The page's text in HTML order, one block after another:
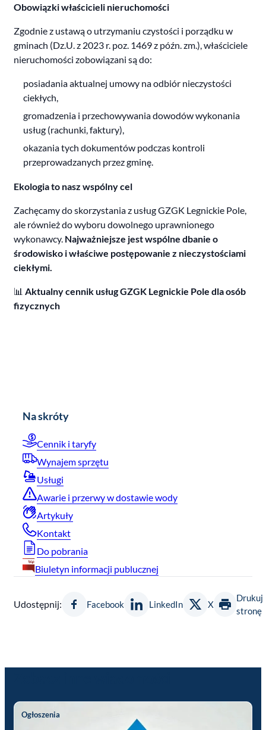
Na skróty
Cennik i taryfy
Wynajem sprzętu
Usługi
Awarie i przerwy w dostawie wody
Artykuły
Kontakt
Do pobrania
Biuletyn informacji publucznej
Obowiązki właścicieli nieruchomości
Zgodnie z ustawą o utrzymaniu czystości i porządku w
gminach (Dz.U. z 2023 r. poz. 1469 z późn. zm.), właściciele
nieruchomości zobowiązani są do:
posiadania aktualnej umowy na odbiór nieczystości
ciekłych,
gromadzenia i przechowywania dowodów wykonania
usług (rachunki, faktury),
okazania tych dokumentów podczas kontroli
przeprowadzanych przez gminę.
Ekologia to nasz wspólny cel
Zachęcamy do skorzystania z usług GZGK Legnickie Pole,
ale również do wyboru dowolnego uprawnionego
wykonawcy. Najważniejsze jest wspólne dbanie o
środowisko i właściwe postępowanie z nieczystościami
ciekłymi.
📊 Aktualny cennik usług GZGK Legnickie Pole dla osób
fizycznych
Udostępnij: Facebook LinkedIn X
Drukuj
stronę
Ogłoszenia